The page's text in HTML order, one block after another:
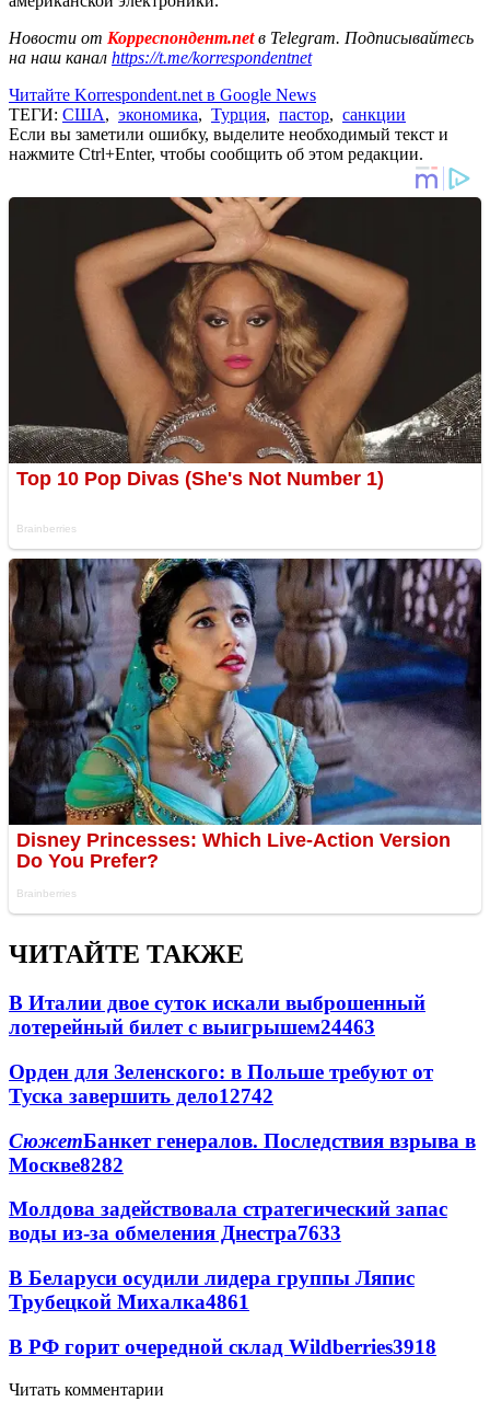
Новости от Корреспондент.netв Telegram. Подписывайтесь
на наш канал https://t.me/korrespondentnet
Читайте Korrespondent.net в Google News
ТЕГИ: США, экономика, Турция, пастор, санкции
Если вы заметили ошибку, выделите необходимый текст и
нажмите Ctrl+Enter, чтобы сообщить об этом редакции.
ЧИТАЙТЕ ТАКЖЕ
В Италии двое суток искали выброшенный
лотерейный билет с выигрышем24463
Орден для Зеленского: в Польше требуют от
Туска завершить дело12742
СюжетБанкет генералов. Последствия взрыва в
Москве8282
Молдова задействовала стратегический запас
воды из-за обмеления Днестра7633
В Беларуси осудили лидера группы Ляпис
Трубецкой Михалка4861
В РФ горит очередной склад Wildberries3918
Читать комментарии